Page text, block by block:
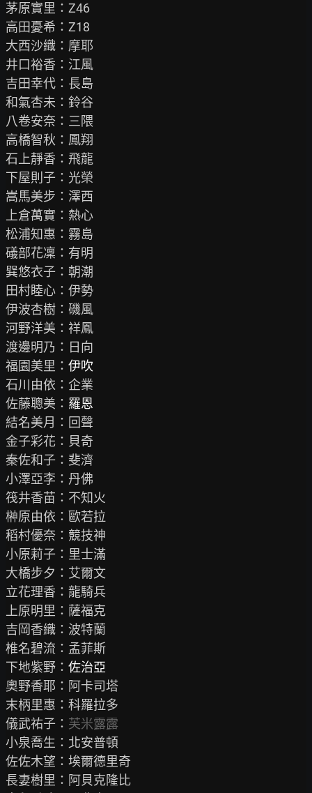
茅原實里：Z46
高田憂希：Z18
大西沙織：摩耶
井口裕香：江風
吉田幸代：長島
和氣杏未：鈴谷
八卷安奈：三隈
高橋智秋：鳳翔
石上靜香：飛龍
下屋則子：光榮
嵩馬美步：澤西
上倉萬實：熱心
松浦知惠：霧島
礒部花凜：有明
巽悠衣子：朝潮
田村睦心：伊勢
伊波杏樹：磯風
河野洋美：祥鳳
渡邊明乃：日向
福園美里： 伊吹
石川由依：企業
佐藤聰美： 羅恩
結名美月：回聲
金子彩花：貝奇
秦佐和子：斐濟
小澤亞李：丹佛
筏井香苗：不知火
榊原由依：歐若拉
稻村優奈：競技神
小原莉子：里士滿
大橋步夕：艾爾文
立花理香：龍騎兵
上原明里：薩福克
吉岡香織：波特蘭
椎名碧流：孟菲斯
下地紫野： 佐治亞
奧野香耶：阿卡司塔
末柄里惠：科羅拉多
儀武祐子： 芙米露露
小泉喬生：北安普頓
佐佐木望：埃爾德里奇
長妻樹里：阿貝克隆比